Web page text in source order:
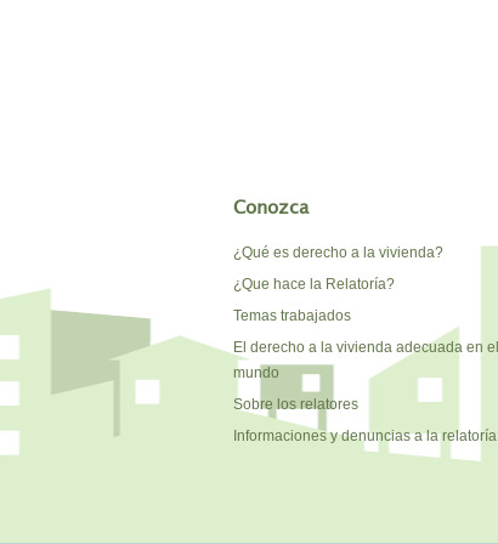
Conozca
¿Qué es derecho a la vivienda?
¿Que hace la Relatoría?
Temas trabajados
El derecho a la vivienda adecuada en el
mundo
Sobre los relatores
Informaciones y denuncias a la relatoría